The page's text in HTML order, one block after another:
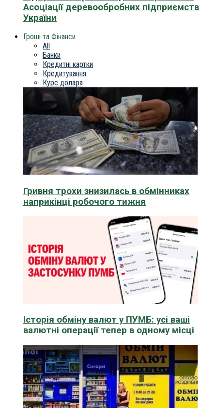
Асоціації деревообробних підприємств
України
Гроші та Фінанси
All
Банки
Кредитні картки
Кредитування
Курс долара
Гривня трохи знизилась в обмінниках
наприкінці робочого тижня
Історія обміну валют у ПУМБ: усі ваші
валютні операції тепер в одному місці